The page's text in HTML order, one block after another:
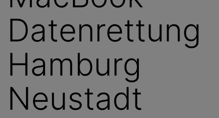
Datenrettung
Hamburg
Neustadt